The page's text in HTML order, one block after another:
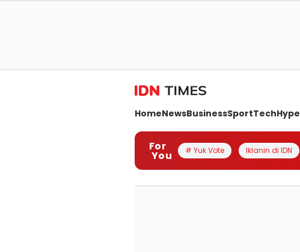
HomeNewsBusinessSportTechHype
For
You # Yuk Vote Iklanin di IDN